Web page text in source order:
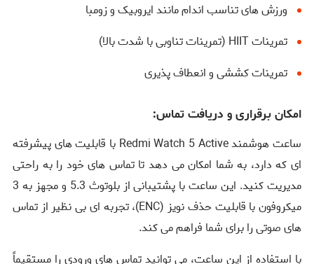
ورزش ‌های تناسب اندام مانند ایروبیک و زومبا
تمرینات HIIT (تمرینات تناوبی با شدت بالا)
تمرینات کششی و انعطاف ‌پذیری
امکان برقراری و دریافت تماس:
ساعت هوشمند Redmi Watch 5 Active با قابلیت ‌های پیشرفته
‌ای که دارد، به شما امکان می‌ دهد تا تماس‌ های خود را به راحتی
مدیریت کنید. این ساعت با پشتیبانی از بلوتوث 5.3 و مجهز به 3
میکروفون با قابلیت حذف نویز (ENC)، تجربه ‌ای بی ‌نظیر از تماس‌
های صوتی را برای شما فراهم می ‌کند.
با استفاده از این ساعت، می‌ توانید تماس ‌های ورودی را مستقیماً